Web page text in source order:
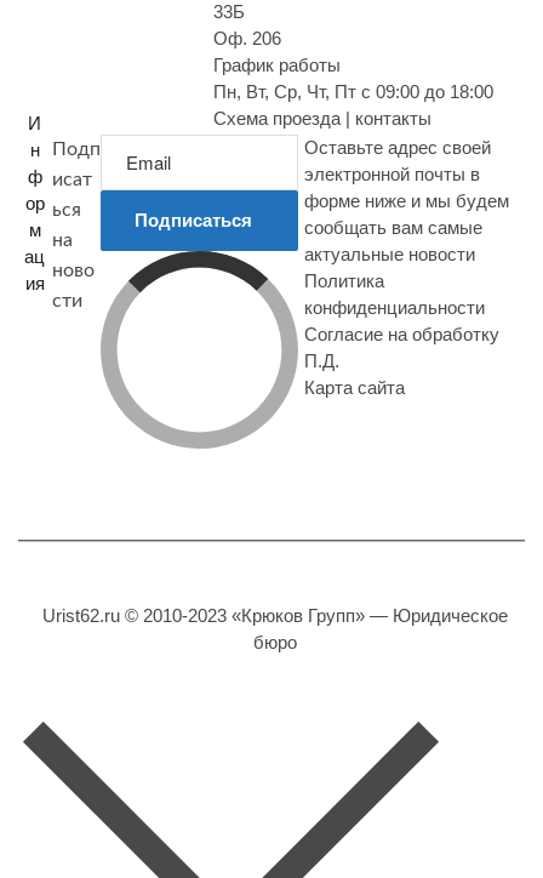
33Б
Оф. 206
График работы
Пн, Вт, Ср, Чт, Пт с 09:00 до 18:00
Схема проезда | контакты
И
н
ф
ор
м
ац
ия
Подп
исат
ься
на
ново
сти
Подписаться
Оставьте адрес своей
электронной почты в
форме ниже и мы будем
сообщать вам самые
актуальные новости
Политика
конфиденциальности
Согласие на обработку
П.Д.
Карта сайта
Urist62.ru © 2010-2023 «Крюков Групп» — Юридическое
бюро